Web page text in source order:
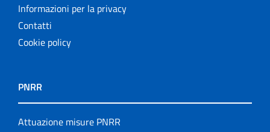
Informazioni per la privacy
Contatti
Cookie policy
PNRR
Attuazione misure PNRR